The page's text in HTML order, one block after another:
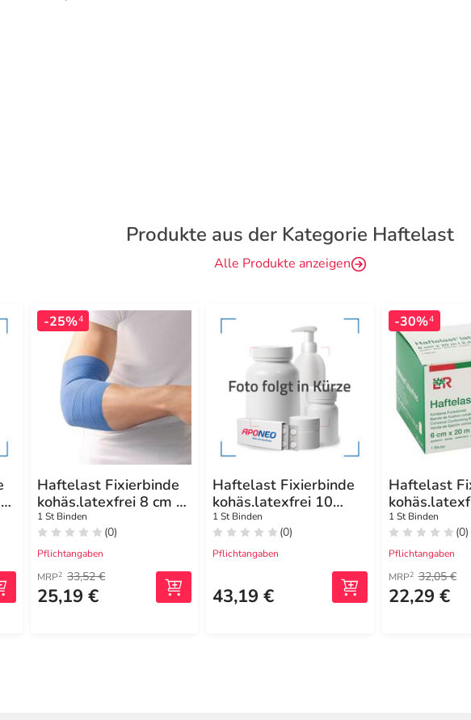
Produkte aus der Kategorie Haftelast
Alle Produkte anzeigen
-25%4
Haftelast Fixierbinde
kohäs.latexfrei 8 cm x
20 m blau
1 St Binden
(0)
Pflichtangaben
MRP2 33,52 €
25,19 €
Haftelast Fixierbinde
kohäs.latexfrei 10
cmx20 m creme
1 St Binden
(0)
Pflichtangaben
43,19 €
-30%4
Haftelast
20 m creme
1 St Binden
(0)
Pflichtangaben
MRP2 32,05 €
22,29 €